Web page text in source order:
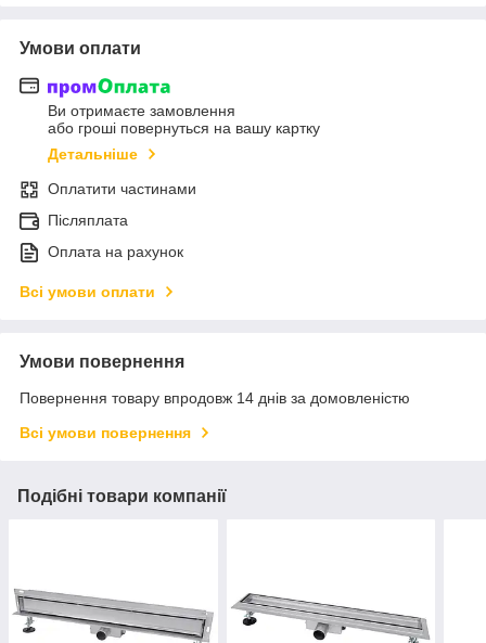
Умови оплати
Ви отримаєте замовлення
або гроші повернуться на вашу картку
Детальніше
Оплатити частинами
Післяплата
Оплата на рахунок
Всі умови оплати
Умови повернення
Повернення товару впродовж 14 днів за домовленістю
Всі умови повернення
Подібні товари компанії